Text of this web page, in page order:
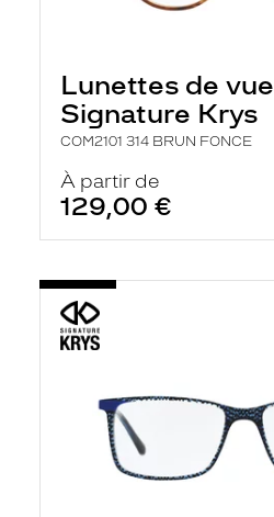
Lunettes de vue
Signature Krys
COM2101 314 BRUN FONCE
À partir de
129,00 €